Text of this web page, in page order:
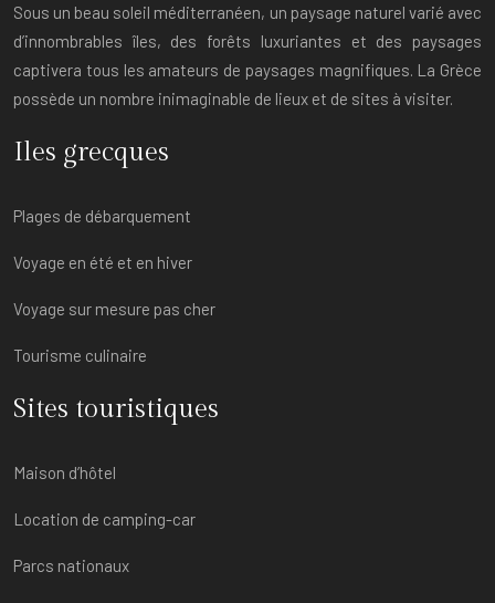
Sous un beau soleil méditerranéen, un paysage naturel varié avec
d’innombrables îles, des forêts luxuriantes et des paysages
captivera tous les amateurs de paysages magnifiques. La Grèce
possède un nombre inimaginable de lieux et de sites à visiter.
Iles grecques
Plages de débarquement
Voyage en été et en hiver
Voyage sur mesure pas cher
Tourisme culinaire
Sites touristiques
Maison d’hôtel
Location de camping-car
Parcs nationaux